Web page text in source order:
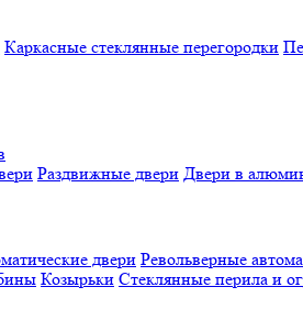
Каркасные стеклянные перегородки
Раздвижные двери Двери в
двери Револьверные
Козырьки Стеклянные перила и